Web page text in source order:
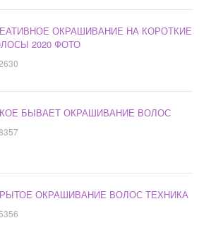
ОКРАШИВАНИЕ НА КОРОТКИЕ
2020 ФОТО
БЫВАЕТ ОКРАШИВАНИЕ ВОЛОС
ОКРАШИВАНИЕ ВОЛОС ТЕХНИКА